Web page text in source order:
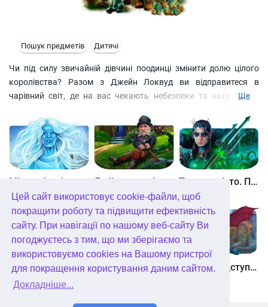
Цей сайт використовує cookie-файли, щоб
покращити роботу та підвищити ефективність
сайту. При навігації по нашому веб-сайту Ви
погоджуєтесь з тим, що ми зберігаємо та
використовуємо cookies на Вашому пристрої
для покращення користування даним сайтом.
Докладніше...
Пошук предметів Дитячі
Чи під силу звичайній дівчині поодинці змінити долю цілого
королівства? Разом з Джейн Локвуд ви відправитеся в
чарівний світ, де на вас чекають небезпеки та захоплюючі
мешканцями Улесся – русалками, тролями і кам'яними
велетнями і розчарувати мудрих Охоронців часу, щоб
назавжди позбавити світ від зла і допомогти Джейн знайти
втрачених батьків.
align=center>
/www.alawar.ru/download/
Улессі. Колекційне видання
Ще
Таємне місто. Підводне царство. колекційне видання
Небесні землі. Пробудження гігантів. колекційне видання Загадки Нью-Йорка. Пробудження. колекційне видання Хімери. Підступи зла. колекційне видання